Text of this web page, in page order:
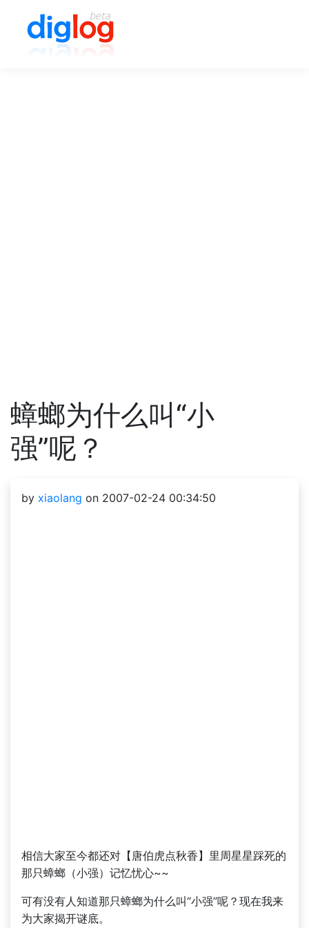
蟑螂为什么叫“小
强”呢？
by xiaolang on 2007-02-24 00:34:50
相信大家至今都还对【唐伯虎点秋香】里周星星踩死的
那只蟑螂（小强）记忆忧心~~
可有没有人知道那只蟑螂为什么叫“小强”呢？现在我来
为大家揭开谜底。